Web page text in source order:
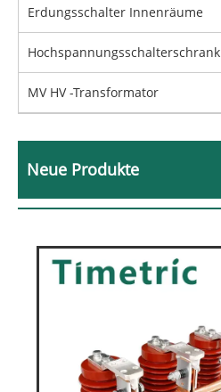
Erdungsschalter Innenräume
Hochspannungsschalterschrank
MV HV -Transformator
Neue Produkte